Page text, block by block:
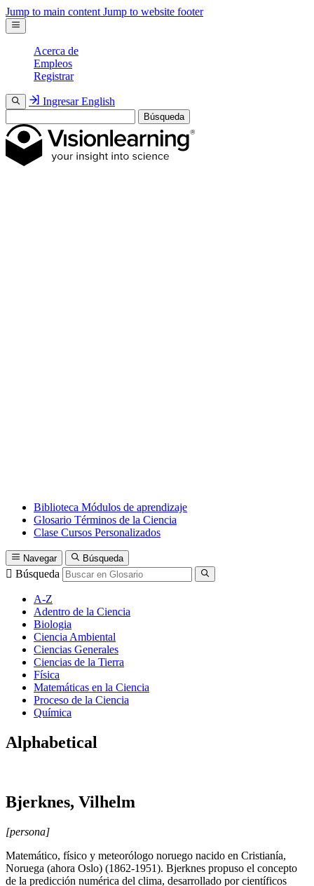
Jump to main content Jump to website footer
Acerca de
Empleos
Registrar
Ingresar English
Búsqueda
Biblioteca Módulos de aprendizaje
Glosario Términos de la Ciencia
Clase Cursos Personalizados
Navegar Búsqueda
Búsqueda
A-Z
Adentro de la Ciencia
Biologia
Ciencia Ambiental
Ciencias Generales
Ciencias de la Tierra
Física
Matemáticas en la Ciencia
Proceso de la Ciencia
Química
Alphabetical
Bjerknes, Vilhelm
[persona]
Matemático, físico y meteorólogo noruego nacido en Cristianía,
Noruega (ahora Oslo) (1862-1951). Bjerknes propuso el concepto
de la predicción numérica del clima, desarrollado por científicos